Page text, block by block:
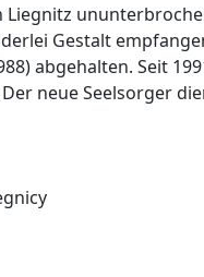
Gestalt
abgehalten. Seit
neue Seelsorger